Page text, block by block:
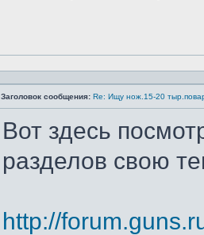
Заголовок сообщения: Re: Ищу нож.15-20
Вот здесь
разделов свою
http://